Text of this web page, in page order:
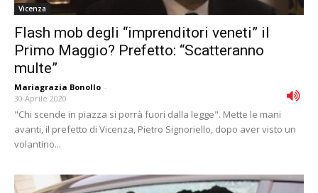
Vicenza
Flash mob degli “imprenditori veneti” il
Primo Maggio? Prefetto: “Scatteranno
multe”
Mariagrazia Bonollo -
30 Aprile 2020
"Chi scende in piazza si porrà fuori dalla legge". Mette le mani
avanti, il prefetto di Vicenza, Pietro Signoriello, dopo aver visto un
volantino...